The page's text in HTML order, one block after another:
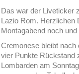
Das war der Liveticker
Lazio Rom. Herzlichen
Montagabend noch
Cremonese bleibt nach
vier Punkte Rückstand
Lombarden am